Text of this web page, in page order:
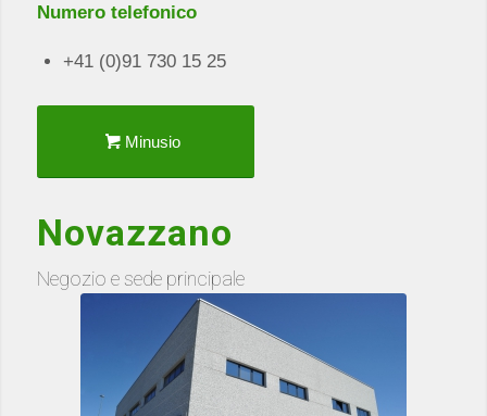
Numero telefonico
+41 (0)91 730 15 25
Minusio
Novazzano
Negozio e sede principale